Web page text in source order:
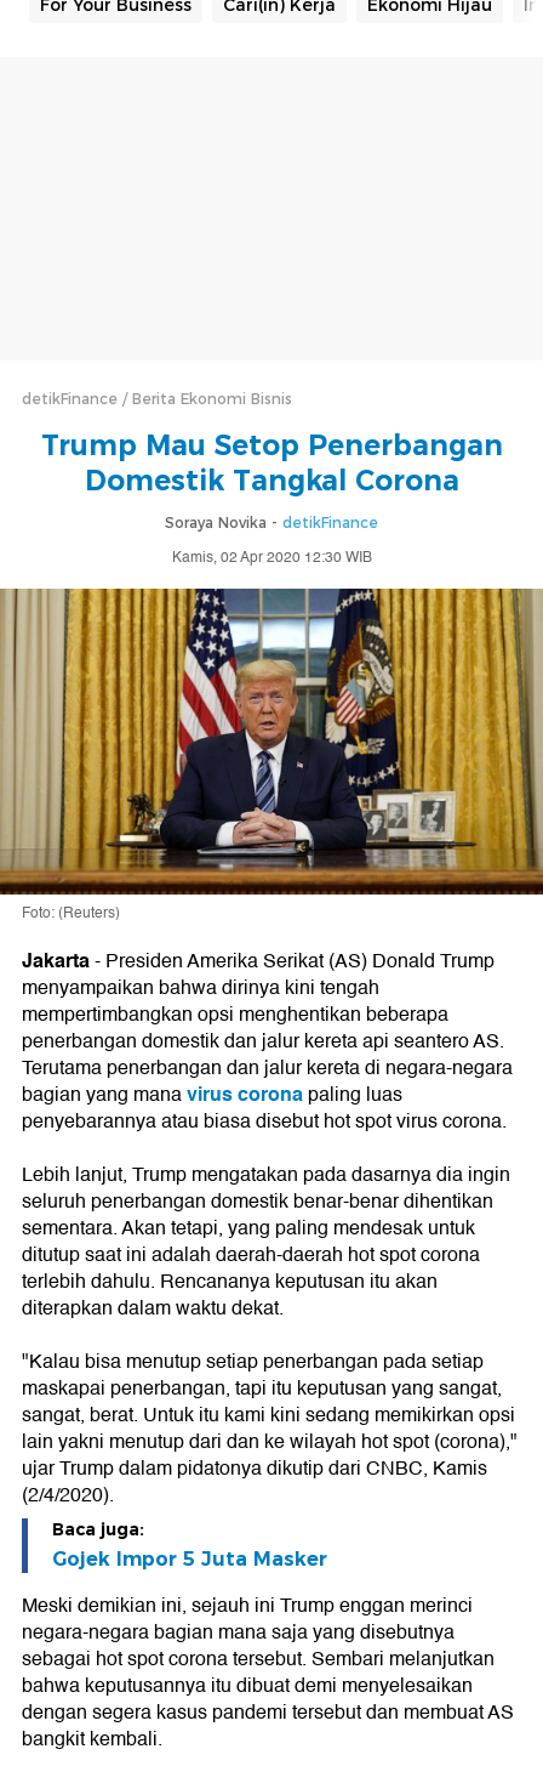
For Your Business Cari(in) Kerja Ekonomi Hijau
detikFinance Berita Ekonomi Bisnis
Trump Mau Setop Penerbangan
Domestik Tangkal Corona
Soraya Novika - detikFinance
Kamis, 02 Apr 2020 12:30 WIB
Foto: (Reuters)
Jakarta-Presiden Amerika Serikat (AS) Donald Trump
menyampaikan bahwa dirinya kini tengah
mempertimbangkan opsi menghentikan beberapa
penerbangan domestik dan jalur kereta api seantero AS.
Terutama penerbangan dan jalur kereta di negara-negara
bagian yang manavirus coronapaling luas
penyebarannya atau biasa disebut hot spot virus corona.
Lebih lanjut, Trump mengatakan pada dasarnya dia ingin
seluruh penerbangan domestik benar-benar dihentikan
sementara. Akan tetapi, yang paling mendesak untuk
ditutup saat ini adalah daerah-daerah hot spot corona
terlebih dahulu. Rencananya keputusan itu akan
diterapkan dalam waktu dekat.
"Kalau bisa menutup setiap penerbangan pada setiap
maskapai penerbangan, tapi itu keputusan yang sangat,
sangat, berat. Untuk itu kami kini sedang memikirkan opsi
lain yakni menutup dari dan ke wilayah hot spot (corona),"
ujar Trump dalam pidatonya dikutip dari CNBC, Kamis
(2/4/2020).
Baca juga:
Gojek Impor 5 Juta Masker
Meski demikian ini, sejauh ini Trump enggan merinci
negara-negara bagian mana saja yang disebutnya
sebagai hot spot corona tersebut. Sembari melanjutkan
bahwa keputusannya itu dibuat demi menyelesaikan
dengan segera kasus pandemi tersebut dan membuat AS
bangkit kembali.